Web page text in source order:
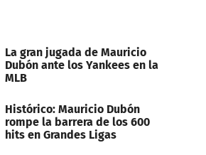
La gran jugada de Mauricio
Dubón ante los Yankees en la
MLB
Histórico: Mauricio Dubón
rompe la barrera de los 600
hits en Grandes Ligas